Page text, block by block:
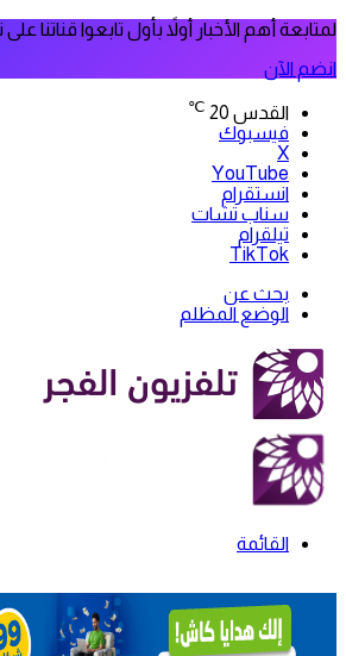
لمتابعة أهم الأخبار أولاً بأول تابعوا قناتنا
انضم الآن
القدس 20
℃
فيسبوك
‫X
‫YouTube
انستقرام
سناب تشات
تيلقرام
‫TikTok
بحث عن
الوضع المظلم
القائمة